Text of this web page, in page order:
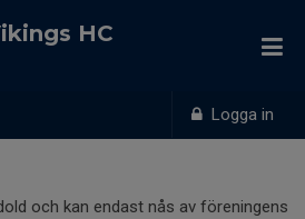
Logga in
HC
och kan endast nås av föreningens